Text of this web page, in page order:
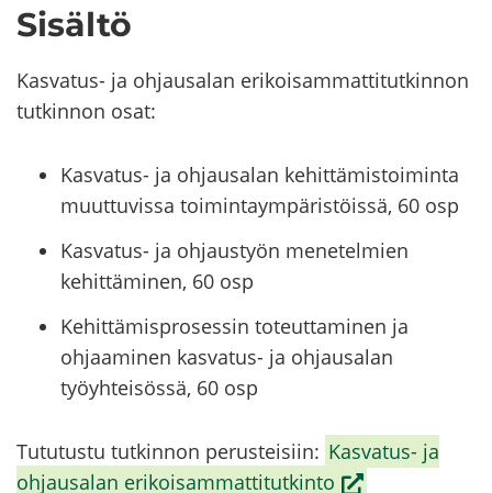
Si­säl­tö
Kasvatus-​ ja oh­jausa­lan eri­koi­sam­mat­ti­tut­kin­non
tut­kin­non osat:
Kasvatus- ja ohjausalan kehittämistoiminta
muuttuvissa toimintaympäristöissä, 60 osp
Kasvatus- ja ohjaustyön menetelmien
kehittäminen, 60 osp
Kehittämisprosessin toteuttaminen ja
ohjaaminen kasvatus- ja ohjausalan
työyhteisössä, 60 osp
Tu­tu­tus­tu tut­kin­non pe­rus­tei­siin: Kasvatus-​ ja
oh­jausa­lan eri­koi­sam­mat­ti­tut­kin­to (siir­